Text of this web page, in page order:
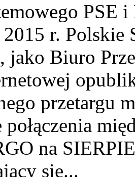
PSE
r. Polskie
jako Biuro
przetargu
połączenia
na
się...